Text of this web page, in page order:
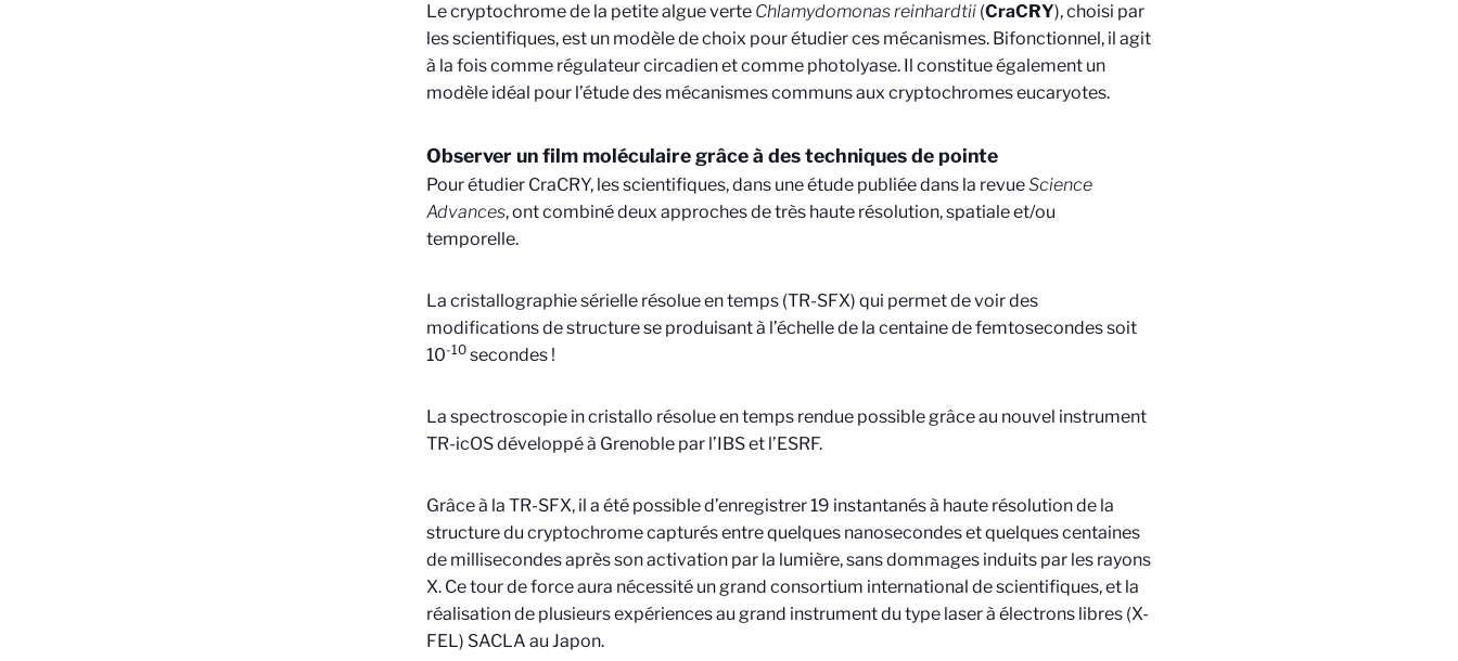
Le cryptochrome de la petite algue verte Chlamydomonas reinhardtii(CraCRY), choisi par
les scientifiques, est un modèle de choix pour étudier ces mécanismes. Bifonctionnel, il agit
à la fois comme régulateur circadien et comme photolyase. Il constitue également un
modèle idéal pour l’étude des mécanismes communs aux cryptochromes eucaryotes.
Observer un film moléculaire grâce à des techniques de pointe
Pour étudier CraCRY, les scientifiques, dans une étude publiée dans la revueScience
Advances, ont combiné deux approches de très haute résolution, spatiale et/ou
temporelle.
La cristallographie sérielle résolue en temps (TR-SFX) qui permet de voir des
modifications de structure se produisant à l’échelle de la centaine de femtosecondes soit
10-10secondes !
La spectroscopie in cristallo résolue en temps rendue possible grâce au nouvel instrument
TR-icOS développé à Grenoble par l’IBS et l’ESRF.
Grâce à la TR-SFX, il a été possible d’enregistrer 19 instantanés à haute résolution de la
structure du cryptochrome capturés entre quelques nanosecondes et quelques centaines
de millisecondes après son activation par la lumière, sans dommages induits par les rayons
X. Ce tour de force aura nécessité un grand consortium international de scientifiques, et la
réalisation de plusieurs expériences au grand instrument du type laser à électrons libres (X-
FEL) SACLA au Japon.